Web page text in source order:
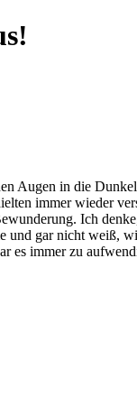
Augen in die
immer wieder
Ich
gar nicht
immer zu